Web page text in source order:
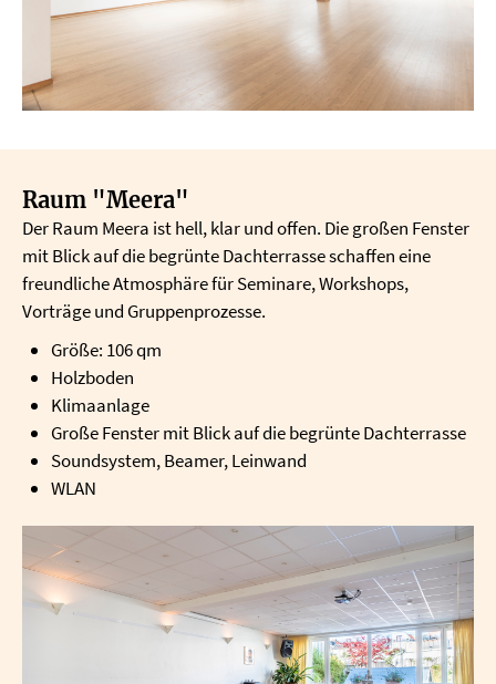
Raum "Meera"
Der Raum Meera ist hell, klar und offen. Die großen Fenster
mit Blick auf die begrünte Dachterrasse schaffen eine
freundliche Atmosphäre für Seminare, Workshops,
Vorträge und Gruppenprozesse.
Größe: 106 qm
Holzboden
Klimaanlage
Große Fenster mit Blick auf die begrünte Dachterrasse
Soundsystem, Beamer, Leinwand
WLAN